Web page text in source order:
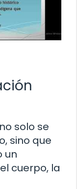
solo se
sino que
un
cuerpo, la